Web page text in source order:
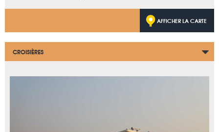
AFFICHER LA CARTE
CROISIÈRES